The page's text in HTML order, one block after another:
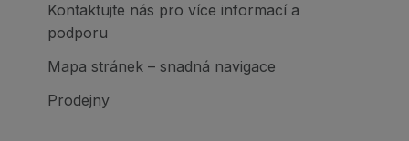
Kontaktujte nás pro více informací a
podporu
Mapa stránek – snadná navigace
Prodejny